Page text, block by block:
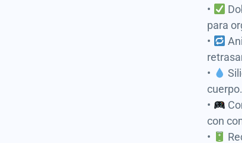
•
para
•
•
cuerpo.
•
con
•